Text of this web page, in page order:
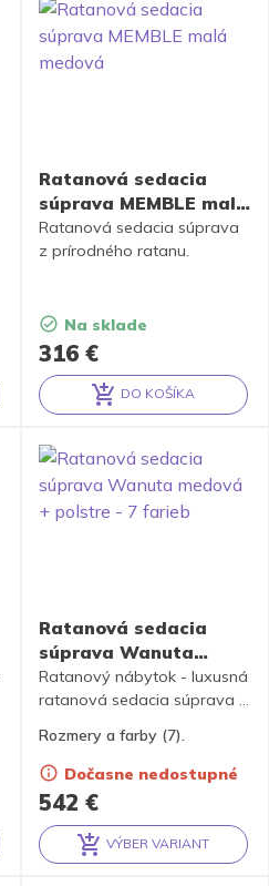
Ratanová sedacia
súprava MEMBLE malá
medová
316 €
Ratanová sedacia súprava
z prírodného ratanu.
Na sklade
DO KOŠÍKA
Ratanová sedacia
súprava Wanuta
medová + polstre – 7
farieb
542 €
Ratanový nábytok - luxusná
ratanová sedacia súprava je
ratanu s farbou konštrukcie
"medová". Set obsahuje 4
kreslá, stolík so sklom a
kompletnú sadu polstrov
podľa obrázku výrobku. K
dispozícii je 7 farieb
Rozmery a farby (7).
Dočasne nedostupné
VÝBER VARIANT